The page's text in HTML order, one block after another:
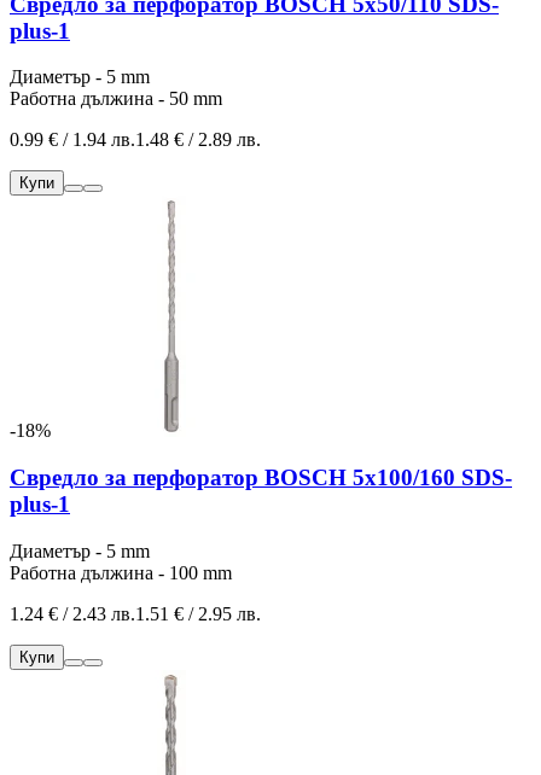
plus-1
Диаметър - 5 mm
Работна дължина - 50 mm
0.99 € / 1.94 лв.1.48 € / 2.89 лв.
Купи
-18%
Свредло за перфоратор BOSCH 5x100/160 SDS-
plus-1
Диаметър - 5 mm
Работна дължина - 100 mm
1.24 € / 2.43 лв.1.51 € / 2.95 лв.
Купи